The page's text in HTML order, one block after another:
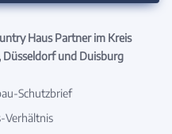
Haus Partner im Kreis
Düsseldorf und Duisburg
Schutzbrief
Verhältnis